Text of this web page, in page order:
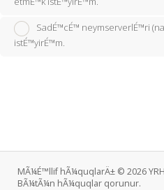
SadÉ™cÉ™ neymserverlÉ™ri
istÉ™yirÉ™m.
MÃ¼É™llif hÃ¼quqlarÄ± © 2026
BÃ¼tÃ¼n hÃ¼quqlar qorunur.